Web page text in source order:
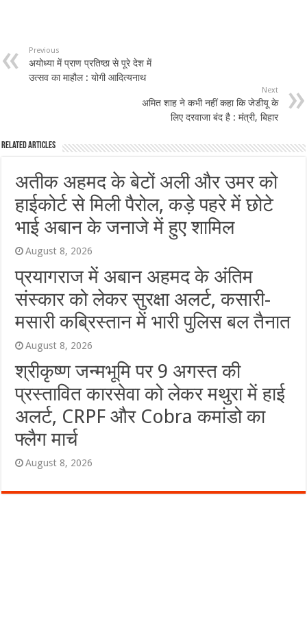
Previous
अयोध्या में प्राण प्रतिष्ठा से पूरे देश में
उत्सव का माहौल : योगी आदित्यनाथ
Next
अमित शाह ने कभी नहीं कहा कि जेडीयू के
लिए दरवाजा बंद है : मंत्री, बिहार
Related Articles
अतीक अहमद के बेटों अली और उमर को
हाईकोर्ट से मिली पैरोल, कड़े पहरे में छोटे
भाई अबान के जनाजे में हुए शामिल
August 8, 2026
प्रयागराज में अबान अहमद के अंतिम
संस्कार को लेकर सुरक्षा अलर्ट, कसारी-
मसारी कब्रिस्तान में भारी पुलिस बल तैनात
August 8, 2026
श्रीकृष्ण जन्मभूमि पर 9 अगस्त की
प्रस्तावित कारसेवा को लेकर मथुरा में हाई
अलर्ट, CRPF और Cobra कमांडो का
फ्लैग मार्च
August 8, 2026